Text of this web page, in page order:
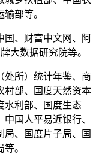
部等。
、财富中文网、阿
大数据研究院等。
所）统计年鉴、商
村部、国度天然资本
水利部、国度生态
国人平易近银行、
局、国度片子局、国
。